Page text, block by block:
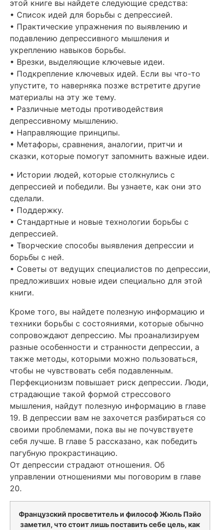
этой книге вы найдете следующие средства:
• Список идей для борьбы с депрессией.
• Практические упражнения по выявлению и
подавлению депрессивного мышления и
укреплению навыков борьбы.
• Врезки, выделяющие ключевые идеи.
• Подкрепление ключевых идей. Если вы что-то
упустите, то наверняка позже встретите другие
материалы на эту же тему.
• Различные методы противодействия
депрессивному мышлению.
• Направляющие принципы.
• Метафоры, сравнения, аналогии, притчи и
сказки, которые помогут запомнить важные идеи.
• Истории людей, которые столкнулись с
депрессией и победили. Вы узнаете, как они это
сделали.
• Поддержку.
• Стандартные и новые технологии борьбы с
депрессией.
• Творческие способы выявления депрессии и
борьбы с ней.
• Советы от ведущих специалистов по депрессии,
предложивших новые идеи специально для этой
книги.
Кроме того, вы найдете полезную информацию и
техники борьбы с состояниями, которые обычно
сопровождают депрессию. Мы проанализируем
разные особенности и странности депрессии, а
также методы, которыми можно пользоваться,
чтобы не чувствовать себя подавленным.
Перфекционизм повышает риск депрессии. Люди,
страдающие такой формой стрессового
мышления, найдут полезную информацию в главе
19. В депрессии вам не захочется разбираться со
своими проблемами, пока вы не почувствуете
себя лучше. В главе 5 рассказано, как победить
пагубную прокрастинацию.
От депрессии страдают отношения. Об
управлении отношениями мы поговорим в главе
20.
Французский просветитель и философ Жюль Пэйо
заметил, что стоит лишь поставить себе цель, как